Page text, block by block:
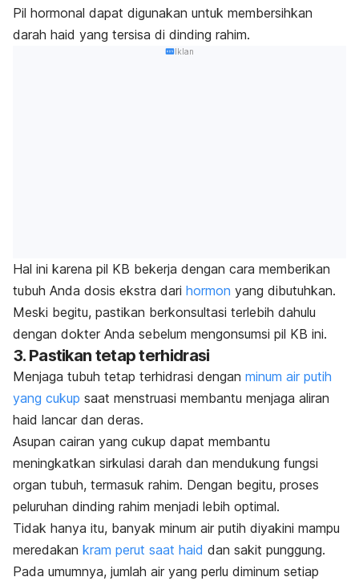
Pil hormonal dapat digunakan untuk membersihkan
darah haid yang tersisa di dinding rahim.
Iklan
Hal ini karena pil KB bekerja dengan cara memberikan
tubuh Anda dosis ekstra dari hormon yang dibutuhkan.
Meski begitu, pastikan berkonsultasi terlebih dahulu
dengan dokter Anda sebelum mengonsumsi pil KB ini.
3. Pastikan tetap terhidrasi
Menjaga tubuh tetap terhidrasi dengan minum air putih
yang cukup saat menstruasi membantu menjaga aliran
haid lancar dan deras.
Asupan cairan yang cukup dapat membantu
meningkatkan sirkulasi darah dan mendukung fungsi
organ tubuh, termasuk rahim. Dengan begitu, proses
peluruhan dinding rahim menjadi lebih optimal.
Tidak hanya itu, banyak minum air putih diyakini mampu
meredakan kram perut saat haid dan sakit punggung.
Pada umumnya, jumlah air yang perlu diminum setiap